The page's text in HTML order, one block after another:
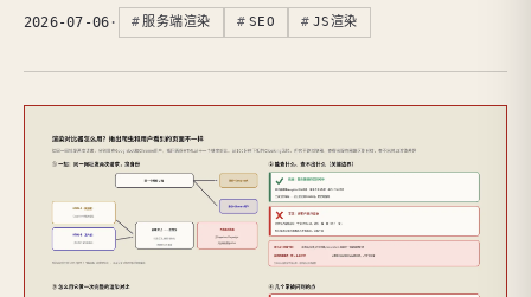
2026-07-06 · 服务端渲染 SEO JS渲染